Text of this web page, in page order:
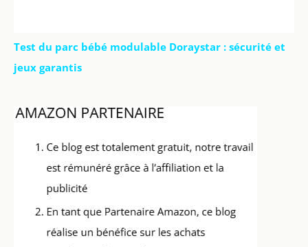
Test du parc bébé modulable Doraystar : sécurité et
jeux garantis